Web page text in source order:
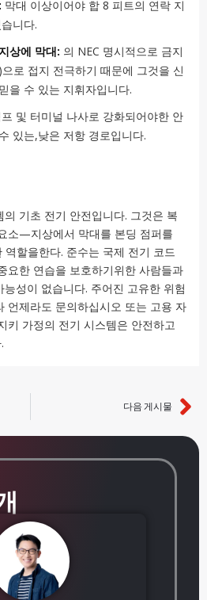
막대 이상이어야 합 8 피트의 연락 지
니다.
상에 막대: 의 NEC 명시적으로 금지
로 접지 전극하기 때문에 그것을 신
을 수 있는 지휘자입니다.
및 터미널 나사로 강화되어야한 안
있는,낮은 저항 경로입니다.
기초 전기 안전입니다. 그것은 복
소—지상에서 막대를 본딩 점퍼를
할을한다. 준수는 국제 전기 코드
요한 연습을 보호하기위한 사람들과
성이 없습니다. 주어진 고유한 위험
언제라도 문의하십시오 또는 고용 자
키 가정의 전기 시스템은 안전하고
다음 게시물